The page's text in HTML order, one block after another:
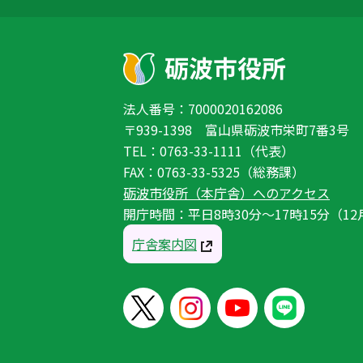
法人番号：7000020162086
〒939-1398 富山県砺波市栄町7番3号
TEL：0763-33-1111（代表）
FAX：0763-33-5325（総務課）
砺波市役所（本庁舎）へのアクセス
開庁時間：平日8時30分〜17時15分（
庁舎案内図